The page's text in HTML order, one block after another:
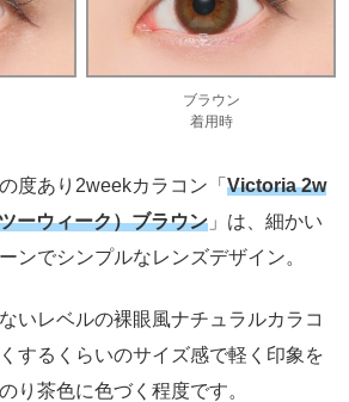
ブラウン
着用時
度あり2weekカラコン「 Victoria 2w
ーウィーク）ブラウン 」は、細かい
ンでシンプルなレンズデザイン。
いレベルの裸眼風ナチュラルカラコ
するくらいのサイズ感で軽く印象を
り茶色に色づく程度です。